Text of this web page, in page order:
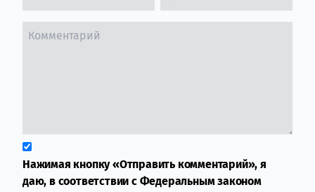
Нажимая кнопку «Отправить комментарий», я
даю, в соответствии с Федеральным законом